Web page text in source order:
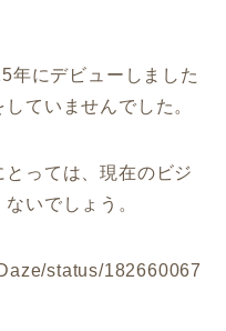
年にデビューしました
ていませんでした。
っては、現在のビジ
いでしょう。
status/182660067